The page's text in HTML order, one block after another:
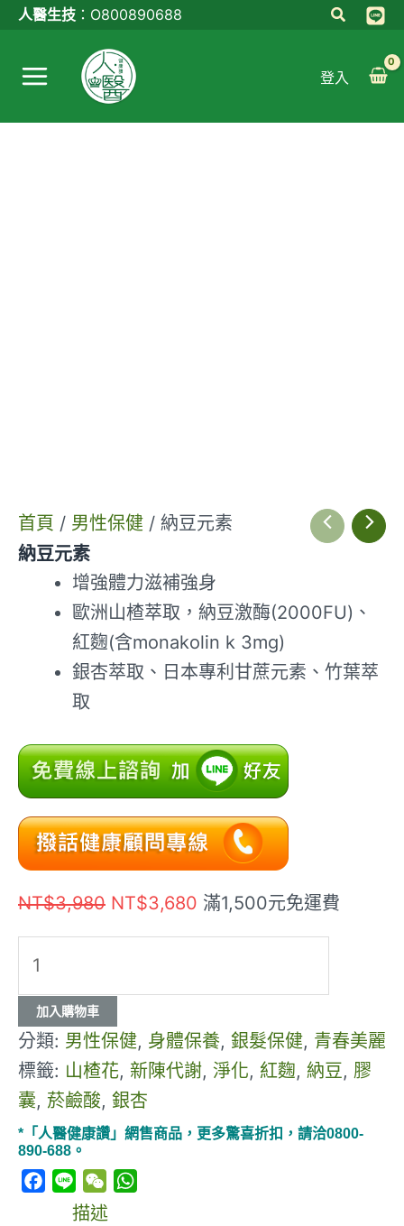
人醫生技 ： O800890688
登入
首頁 / 男性保健 / 納豆元素
納豆元素
增強體力滋補強身
歐洲山楂萃取，納豆激酶(2000FU)、
紅麴(含monakolin k 3mg)
銀杏萃取、日本專利甘蔗元素、竹葉萃
取
NT$3,980
原
始
價
格：
NT$3,680 滿1,500元免運費
納
元
加入購物車
分類: 男性保健, 身體保養, 銀髮保健, 青春美麗
標籤: 山楂花, 新陳代謝, 淨化, 紅麴, 納豆, 膠
囊, 菸鹼酸, 銀杏
*「人醫健康讚」網售商品，更多驚喜折扣，請洽0800-
890-688。
Facebook
Line WeChat
描述